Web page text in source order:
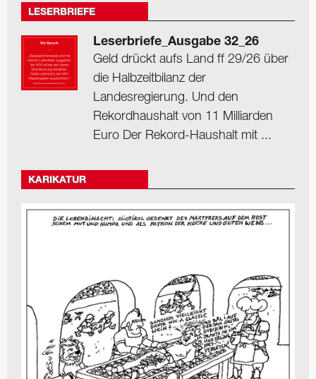
LESERBRIEFE
Leserbriefe_Ausgabe 32_26
Geld drückt aufs Land ff 29/26 über
die Halbzeitbilanz der
Landesregierung. Und den
Rekordhaushalt von 11 Milliarden
Euro Der Rekord-Haushalt mit ...
KARIKATUR